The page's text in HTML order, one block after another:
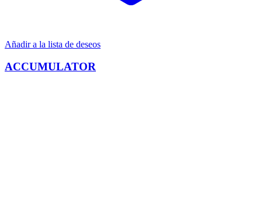
Añadir a la lista de deseos
ACCUMULATOR